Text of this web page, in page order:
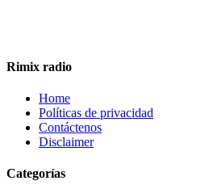
Rimix radio
Home
Políticas de privacidad
Contáctenos
Disclaimer
Categorías